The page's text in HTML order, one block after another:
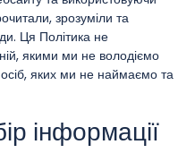
зрозуміли та
Ця Політика не
якими ми не володіємо
яких ми не наймаємо та
інформації